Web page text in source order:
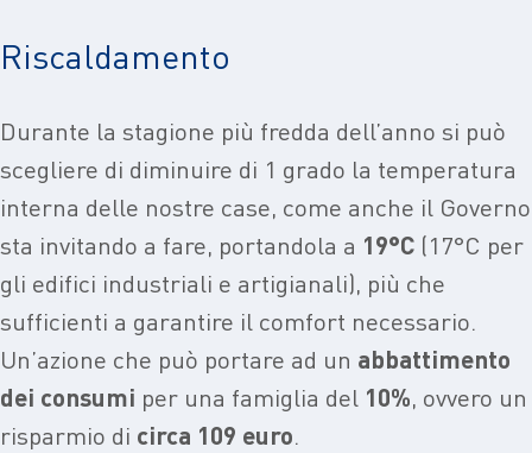
Riscaldamento
Durante la stagione più fredda dell’anno si può
scegliere di diminuire di 1 grado la temperatura
interna delle nostre case, come anche il Governo
sta invitando a fare, portandola a 19°C (17°C per
gli edifici industriali e artigianali), più che
sufficienti a garantire il comfort necessario.
Un’azione che può portare ad un abbattimento
dei consumi per una famiglia del 10%, ovvero un
risparmio di circa 109 euro.